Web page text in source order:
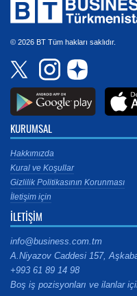
© 2026 BT Tüm hakları saklıdır.
KURUMSAL
Hakkımızda
Kural ve Koşullar
Gizlilik Politikasının Korunması
İletişim için
İLETİŞİM
info@business.com.tm
A.Niyazov Caddesi 157,
+993 61 89 14 98
Boş iş pozisyonları ve ilanlar